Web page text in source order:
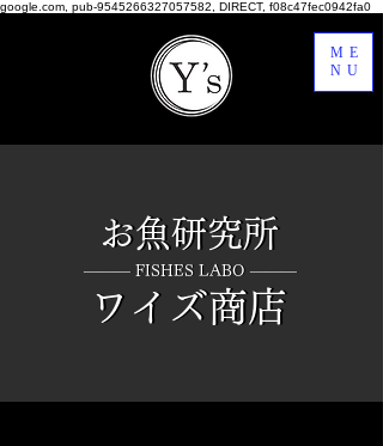
google.com, pub-9545266327057582, DIRECT, f08c47fec0942fa0
ME
NU
お魚研究所
​ワイズ商店
お魚研究所
​ワイズ商店
​――― FISHES LABO ​―――
​――― FISHES LABO ​―――